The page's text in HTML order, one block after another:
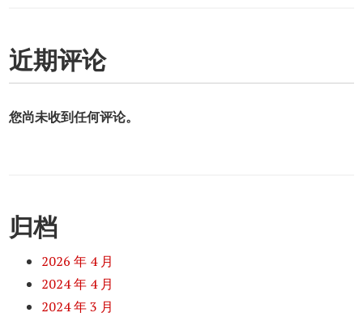
近期评论
您尚未收到任何评论。
归档
2026 年 4 月
2024 年 4 月
2024 年 3 月